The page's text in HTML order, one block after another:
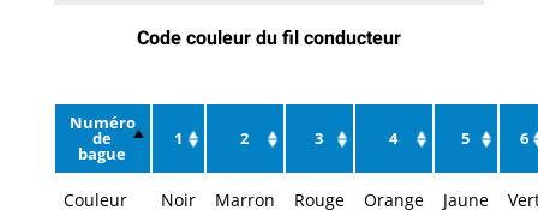
Code couleur du fil conducteur
Numéro
de
bague
1 2 3 4 5 6
Couleur Noir Marron Rouge Orange Jaune